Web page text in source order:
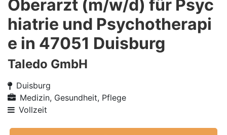
Oberarzt (m/w/d) für Psyc
hiatrie und Psychotherapi
e in 47051 Duisburg
Taledo GmbH
Duisburg
Medizin, Gesundheit, Pflege
Vollzeit